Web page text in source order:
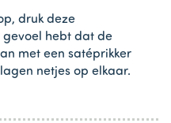
druk deze
gevoel hebt dat de
met een satéprikker
netjes op elkaar.